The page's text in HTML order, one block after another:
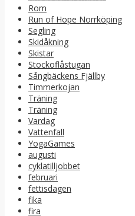
Rom
Run of Hope Norrköping
Segling
Skidåkning
Skistar
Stockoflåstugan
Sångbäckens Fjällby
Timmerkojan
Träning
Träning
Vardag
Vattenfall
YogaGames
augusti
cyklatilljobbet
februari
fettisdagen
fika
fira